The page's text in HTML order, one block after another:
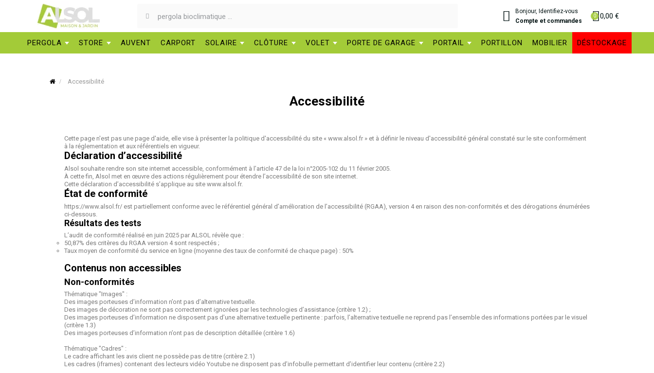
Bonjour, Identifiez-vous
Compte et commandes
0,00 €
PERGOLA STORE AUVENT CARPORT SOLAIRE CLÔTURE VOLET PORTE DE GARAGE PORTAIL PORTILLON MOBILIER DÉSTOCKAGE
Accessibilité
Accessibilité
Cette page n'est pas une page d'aide, elle vise à présenter la politique d'accessibilité du site « www.alsol.fr » et à définir le niveau d'accessibilité général constaté sur le site conformément
à la réglementation et aux référentiels en vigueur.
Déclaration d’accessibilité
Alsol souhaite rendre son site internet accessible, conformément à l’article 47 de la loi n°2005-102 du 11 février 2005.
À cette fin, Alsol met en œuvre des actions régulièrement pour étendre l’accessibilité de son site internet.
Cette déclaration d’accessibilité s’applique au site www.alsol.fr.
État de conformité
https://www.alsol.fr/ est partiellement conforme avec le référentiel général d’amélioration de l’accessibilité (RGAA), version 4 en raison des non-conformités et des dérogations énumérées
ci-dessous.
Résultats des tests
L’audit de conformité réalisé en juin 2025 par ALSOL révèle que :
50,87% des critères du RGAA version 4 sont respectés ;
Taux moyen de conformité du service en ligne (moyenne des taux de conformité de chaque page) : 50%
Contenus non accessibles
Non-conformités
Thématique "Images" :
Des images porteuses d’information n’ont pas d’alternative textuelle.
Des images de décoration ne sont pas correctement ignorées par les technologies d’assistance (critère 1.2) ;
Des images porteuses d’information ne disposent pas d’une alternative textuelle pertinente : parfois, l’alternative textuelle ne reprend pas l’ensemble des informations portées par le visuel
(critère 1.3)
Des images porteuses d’information n’ont pas de description détaillée (critère 1.6)
Thématique "Cadres" :
Le cadre affichant les avis client ne possède pas de titre (critère 2.1)
Les cadres (iframes) contenant des lecteurs vidéo Youtube ne disposent pas d’infobulle permettant d’identifier leur contenu (critère 2.2)